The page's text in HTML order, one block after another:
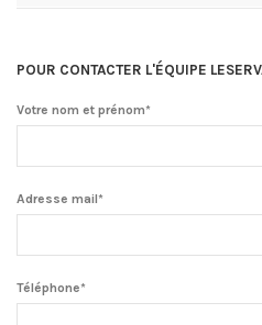
POUR CONTACTER L'ÉQUIPE
Votre nom et prénom*
Adresse mail*
Téléphone*